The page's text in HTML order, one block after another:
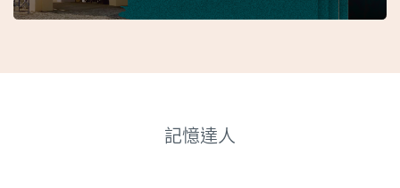
記憶達人